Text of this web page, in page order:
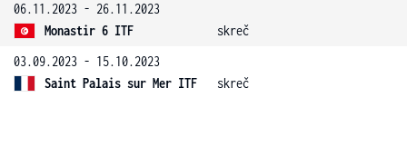
06.11.2023 - 26.11.2023
Monastir 6 ITF
skreč
03.09.2023 - 15.10.2023
Saint Palais sur Mer ITF
skreč